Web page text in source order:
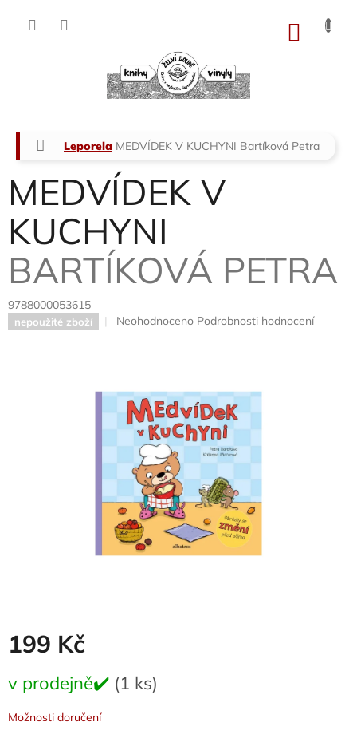
Domů
Leporela MEDVÍDEK V KUCHYNI Bartíková Petra
MEDVÍDEK V
KUCHYNI
BARTÍKOVÁ PETRA
9788000053615
nepoužité zboží
Průměrné
z
5
hvězdiček.
Neohodnoceno Podrobnosti hodnocení
199 Kč
cena:
v prodejně✔️ (1 ks)
Možnosti doručení